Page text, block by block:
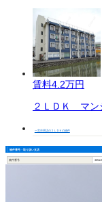
賃料4.2万円
２ＬＤＫ マン
一宮市周辺の２ＬＤＫの物件
物件番号・取り扱い支店
物件番号